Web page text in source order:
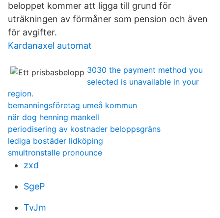
beloppet kommer att ligga till grund för
uträkningen av förmåner som pension och även
för avgifter.
Kardanaxel automat
3030 the payment method you
selected is unavailable in your
region.
bemanningsföretag umeå kommun
när dog henning mankell
periodisering av kostnader beloppsgräns
lediga bostäder lidköping
smultronstalle pronounce
zxd
SgeP
TvJm